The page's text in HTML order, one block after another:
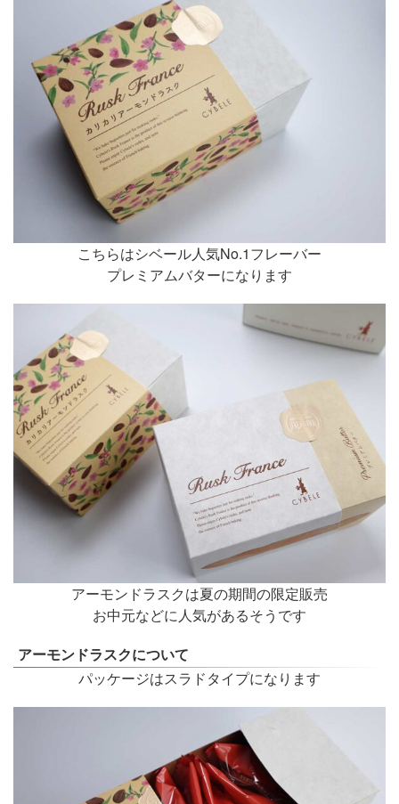
こちらはシベール人気No.1フレーバー
プレミアムバターになります
アーモンドラスクは夏の期間の限定販売
お中元などに人気があるそうです
アーモンドラスクについて
パッケージはスラドタイプになります